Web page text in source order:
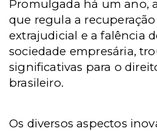
Promulgada há um ano, a
que regula a
extrajudicial e a falência
sociedade empresária,
significativas para o
brasileiro.
Os diversos aspectos